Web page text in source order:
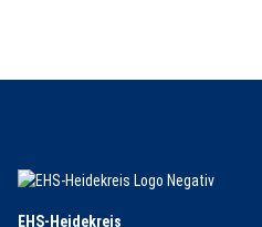
EHS-Heidekreis